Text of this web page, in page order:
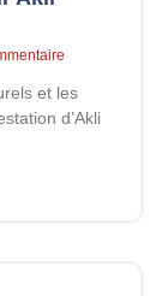
et les
d’Akli